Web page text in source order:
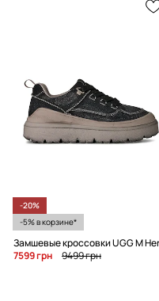
-20%
-5% в корзине*
7599 грн
9499 грн